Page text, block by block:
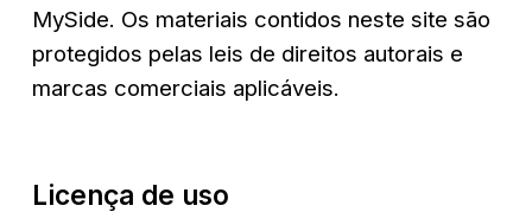
MySide. Os materiais contidos neste site são
protegidos pelas leis de direitos autorais e
marcas comerciais aplicáveis.
Licença de uso